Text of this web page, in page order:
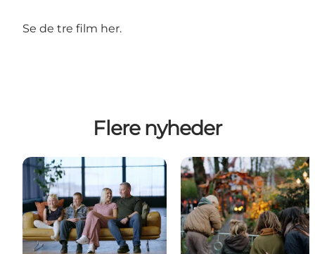
Se de tre film her.
Flere nyheder